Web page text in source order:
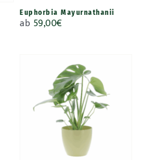
Euphorbia Mayurnathanii
ab 59,00€